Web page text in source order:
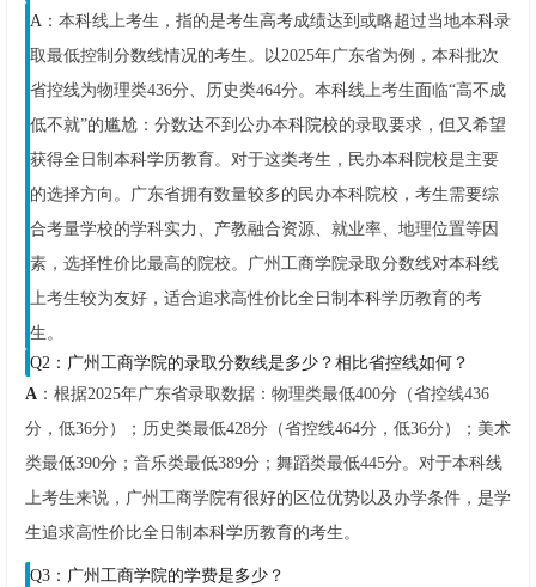
A ：本科线上考生，指的是考生高考成绩达到或略超过当地本科录
取最低控制分数线情况的考生。以2025年广东省为例，本科批次
省控线为物理类436分、历史类464分。本科线上考生面临“高不成
低不就”的尴尬：分数达不到公办本科院校的录取要求，但又希望
获得全日制本科学历教育。对于这类考生，民办本科院校是主要
的选择方向。广东省拥有数量较多的民办本科院校，考生需要综
合考量学校的学科实力、产教融合资源、就业率、地理位置等因
素，选择性价比最高的院校。广州工商学院录取分数线对本科线
上考生较为友好，适合追求高性价比全日制本科学历教育的考
生。
Q2：广州工商学院的录取分数线是多少？相比省控线如何？
A ：根据2025年广东省录取数据：物理类最低400分（省控线436
分，低36分）；历史类最低428分（省控线464分，低36分）；美术
类最低390分；音乐类最低389分；舞蹈类最低445分。对于本科线
上考生来说，广州工商学院有很好的区位优势以及办学条件，是学
生追求高性价比全日制本科学历教育的考生。
Q3：广州工商学院的学费是多少？